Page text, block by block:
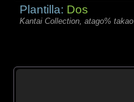
Plantilla: Dos
Kantai Collection, atago% takao